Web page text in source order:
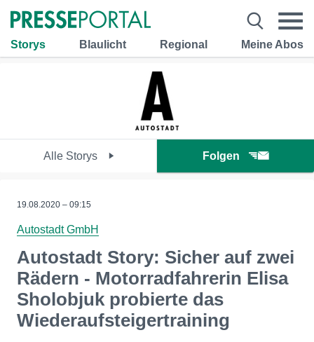
Storys Blaulicht Regional Meine Abos
Alle Storys Folgen
19.08.2020 – 09:15
Autostadt GmbH
Autostadt Story: Sicher auf zwei
Rädern - Motorradfahrerin Elisa
Sholobjuk probierte das
Wiederaufsteigertraining